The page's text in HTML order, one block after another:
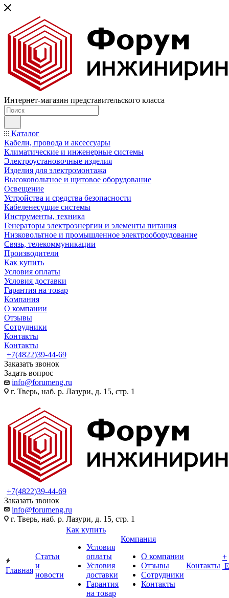
Интернет-магазин представительского класса
Каталог
Кабели, провода и аксессуары
Климатические и инженерные системы
Электроустановочные изделия
Изделия для электромонтажа
Высоковольтное и щитовое оборудование
Освещение
Устройства и средства безопасности
Кабеленесущие системы
Инструменты, техника
Генераторы электроэнергии и элементы питания
Низковольтное и промышленное электрооборудование
Связь, телекоммуникации
Производители
Как купить
Условия оплаты
Условия доставки
Гарантия на товар
Компания
О компании
Отзывы
Сотрудники
Контакты
Контакты
+7(4822)39-44-69
Заказать звонок
Задать вопрос
info@forumeng.ru
г. Тверь, наб. р. Лазури, д. 15, стр. 1
+7(4822)39-44-69
Заказать звонок
info@forumeng.ru
г. Тверь, наб. р. Лазури, д. 15, стр. 1
Главная
Статьи
и
новости
Как купить
Условия
оплаты
Условия
доставки
Гарантия
на товар
Компания
О компании
Отзывы
Сотрудники
Контакты
Контакты
+